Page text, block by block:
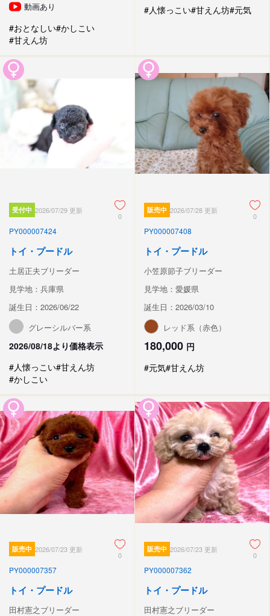
動画あり
#おとなしい#かしこい
#甘えん坊
#人懐っこい#甘えん坊#元気
受付中 2026/07/29 更新
0
PY000007424
トイ・プードル
土居正夫ブリーダー
見学地：兵庫県
誕生日：2026/06/22
グレーシルバー系
2026/08/18より価格表示
#人懐っこい#甘えん坊
#かしこい
販売中 2026/07/28 更新
0
PY000007408
トイ・プードル
小笠原節子ブリーダー
見学地：愛媛県
誕生日：2026/03/10
レッド系（赤色）
180,000 円
#元気#甘えん坊
販売中 2026/07/23 更新
0
PY000007357
トイ・プードル
田村憲之ブリーダー
販売中 2026/07/23 更新
0
PY000007362
トイ・プードル
田村憲之ブリーダー